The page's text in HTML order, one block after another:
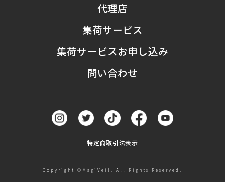
代理店
集荷サービス
集荷サービスお申し込み
問い合わせ
特定商取引法表示
Copyright ©MagiVeil. All Rights Reserved.